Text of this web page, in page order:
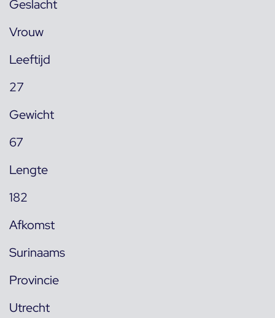
Geslacht
Vrouw
Leeftijd
27
Gewicht
67
Lengte
182
Afkomst
Surinaams
Provincie
Utrecht